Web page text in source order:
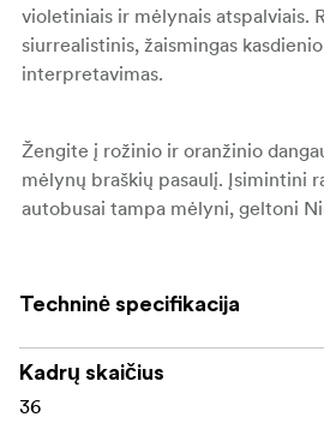
violetiniais ir mėlynais atspalviais.
siurrealistinis, žaismingas
interpretavimas.
Žengite į rožinio ir oranžinio
mėlynų braškių pasaulį. Įsimintini
autobusai tampa mėlyni, geltoni
saulėlydžiai transformuojami,
švelnias violetinės spalvas.
Nesvarbu, ar fotografuojate
kūrybinius projektus, „HARMAN
Techninė specifikacija
Kadrų skaičius
36